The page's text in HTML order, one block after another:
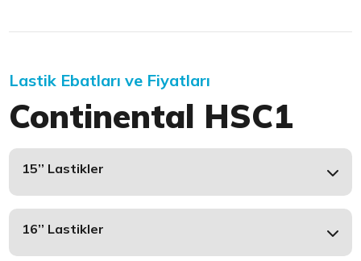
Lastik Ebatları ve Fiyatları
Continental HSC1
15’’ Lastikler
16’’ Lastikler